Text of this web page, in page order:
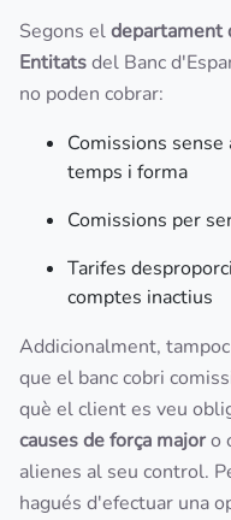
Segons eldepartament
Entitatsdel Banc
no poden cobrar:
Comissions sense
temps i forma
Comissions per
Tarifes
comptes inactius
Addicionalment,
que el banc cobri
què el client es veu
causes de força majoro
alienes al seu control.
hagués d'efectuar una